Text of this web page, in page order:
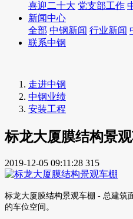
喜迎二十大 党支部工作
新闻中心
全部 中钢新闻 行业新闻
联系中钢
走进中钢
中钢业绩
安装工程
标龙大厦膜结构景
2019-12-05 09:11:28 315
标龙大厦膜结构景观车棚 - 总建筑
的车位空间。